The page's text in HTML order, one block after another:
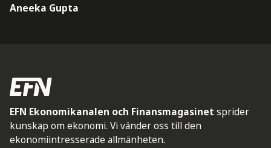
Aneeka Gupta
EFN Ekonomikanalen och Finansmagasinet sprider
kunskap om ekonomi. Vi vänder oss till den
ekonomiintresserade allmänheten.